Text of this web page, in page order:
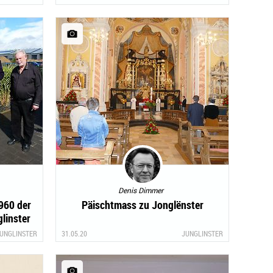
der
Denis Dimmer
Päischtmass zu Jonglënster
31.05.20 JUNGLINSTER